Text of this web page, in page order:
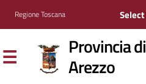
Regione Toscana
Provincia di
Arezzo